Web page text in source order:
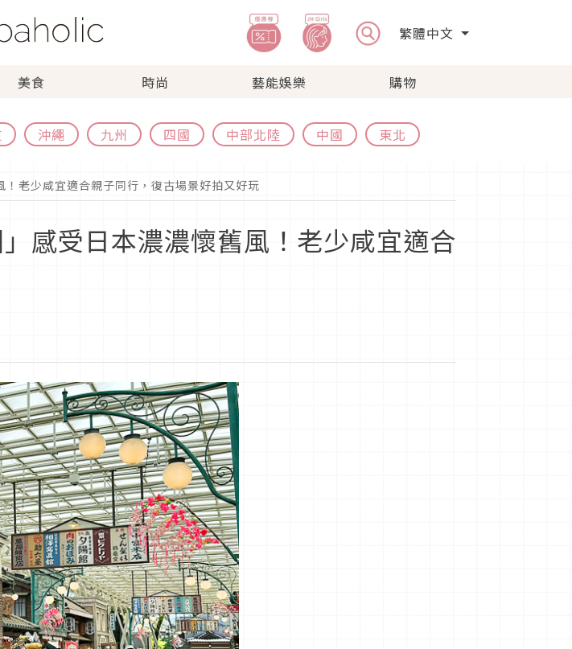
繁體中文
美食 時尚 藝能娛樂 購物
沖繩 九州 四國 中部北陸 中國 東北
老少咸宜適合親子同行，復古場景好拍又好玩
感受日本濃濃懷舊風！老少咸宜適合